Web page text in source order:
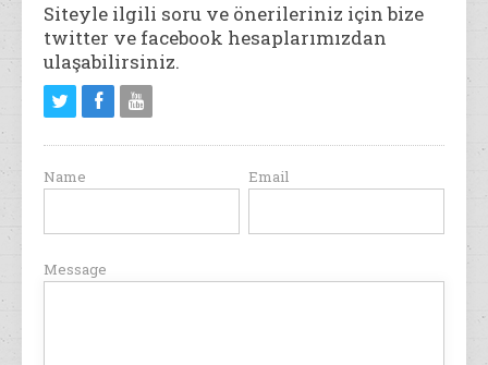
Siteyle ilgili soru ve önerileriniz için bize
twitter ve facebook hesaplarımızdan
ulaşabilirsiniz.
Name Email
Message